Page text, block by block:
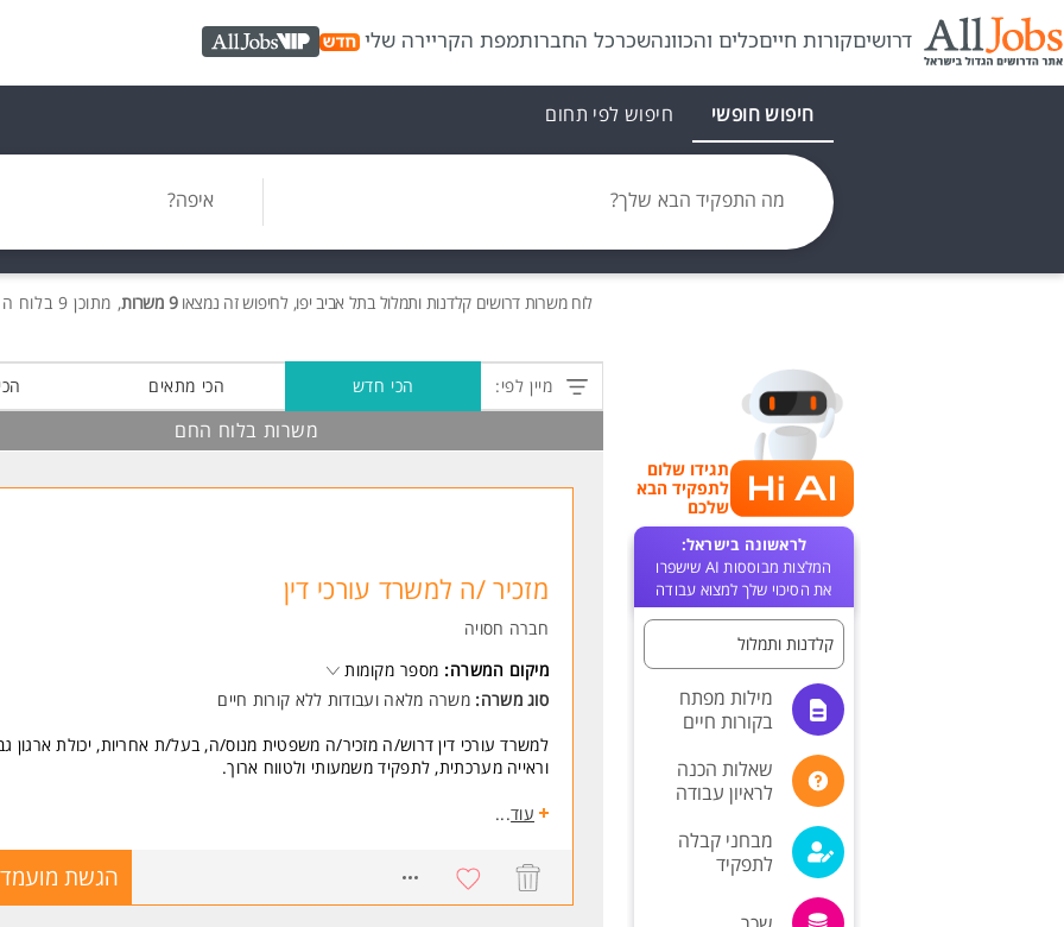
דרושיםקורות חייםכלים והכוונהשכרכל החברותמפת הקריירה שלי AllJobs VIP
חיפוש חופשי חיפוש לפי תחום
מה התפקיד הבא שלך? איפה?
לוח משרות דרושים קלדנות ותמלול בתל אביב יפו, לחיפוש זה נמצאו9 משרות , מתוכן 9 בלוח החם חינם!
תגידו שלום
לתפקיד הבא
שלכם
לראשונה בישראל:
המלצות מבוססות AI שישפרו
את הסיכוי שלך למצוא עבודה
קלדנות ותמלול
מילות מפתח
בקורות חיים
שאלות הכנה
לראיון עבודה
מבחני קבלה
לתפקיד
מיין לפי: הכי חדש הכי מתאים
משרות בלוח החם
מזכיר /ה למשרד עורכי דין
חברה חסויה
מיקום המשרה: מספר מקומות
סוג משרה: משרה מלאה ועבודות ללא קורות חיים
למשרד עורכי דין דרוש/ה מזכיר/ה משפטית מנוס/ה, בעל/ת אחריות, יכולת ארגון
וראייה מערכתית, לתפקיד משמעותי ולטווח ארוך.
דרישות:
ניסיון קודם בעבודה במשרד עורכי דין - חובה.
שליטה מלאה בניהול משרד, יומנים, תיאום פגישות, טיפול במסמכים משפטיים
ללקוחות ולעורכי הדין.
יכולת עבודה עצמאית, סדר ודיוק ברמה גבוהה.
עוד...
הגשת